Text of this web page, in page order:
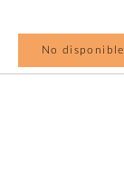
No disponible